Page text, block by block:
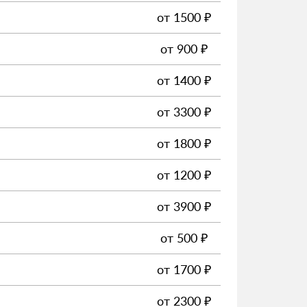
от 1500 ₽
от 900 ₽
от 1400 ₽
от 3300 ₽
от 1800 ₽
от 1200 ₽
от 3900 ₽
от 500 ₽
от 1700 ₽
от 2300 ₽